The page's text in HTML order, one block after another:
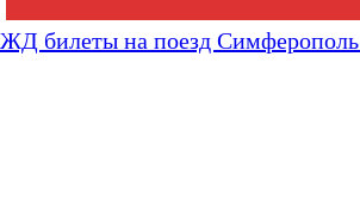
ЖД билеты на поезд